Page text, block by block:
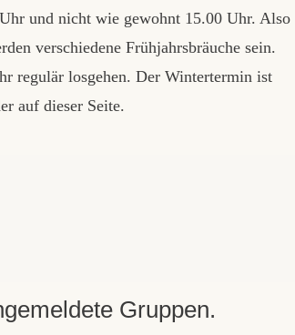
und nicht wie gewohnt 15.00 Uhr. Also
verschiedene Frühjahrsbräuche sein.
regulär losgehen. Der Wintertermin ist
auf dieser Seite.
Gruppen.